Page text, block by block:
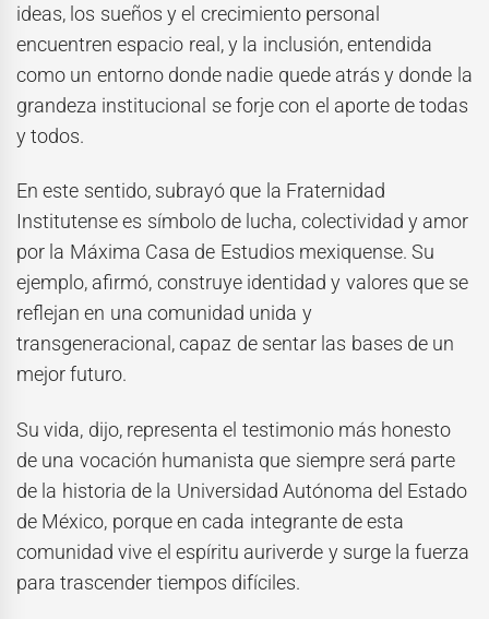
ideas, los sueños y el crecimiento personal
encuentren espacio real, y la inclusión, entendida
como un entorno donde nadie quede atrás y donde la
grandeza institucional se forje con el aporte de todas
y todos.
En este sentido, subrayó que la Fraternidad
Institutense es símbolo de lucha, colectividad y amor
por la Máxima Casa de Estudios mexiquense. Su
ejemplo, afirmó, construye identidad y valores que se
reflejan en una comunidad unida y
transgeneracional, capaz de sentar las bases de un
mejor futuro.
Su vida, dijo, representa el testimonio más honesto
de una vocación humanista que siempre será parte
de la historia de la Universidad Autónoma del Estado
de México, porque en cada integrante de esta
comunidad vive el espíritu auriverde y surge la fuerza
para trascender tiempos difíciles.